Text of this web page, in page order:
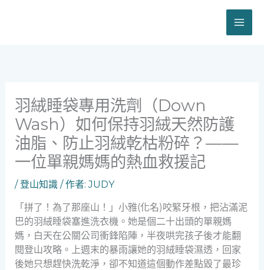
羽絨睡袋專用洗劑（Down
Wash）如何保持羽絨天然防護
油脂、防止羽絨乾枯粉碎？——
一位單親媽媽的熱血救援記
/登山知識/ 作者:JUDY
「拼了！為了那座山！」小雅(化名)咬緊牙根，把沾滿泥
巴的羽絨睡袋塞進洗衣機。她是個二十出頭的單親媽
媽，白天在公關公司衝鋒陷陣，半夜哄完孩子後才能翻
閱登山攻略。上週末的暴雨讓她的羽絨睡袋濕透，回家
後她只想趕快洗乾淨，卻不知道這個動作差點毀了最珍